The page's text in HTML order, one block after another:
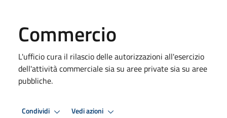
Commercio
L'ufficio cura il rilascio delle autorizzazioni all'esercizio
dell'attività commerciale sia su aree private sia su aree
pubbliche.
Condividi Vedi azioni